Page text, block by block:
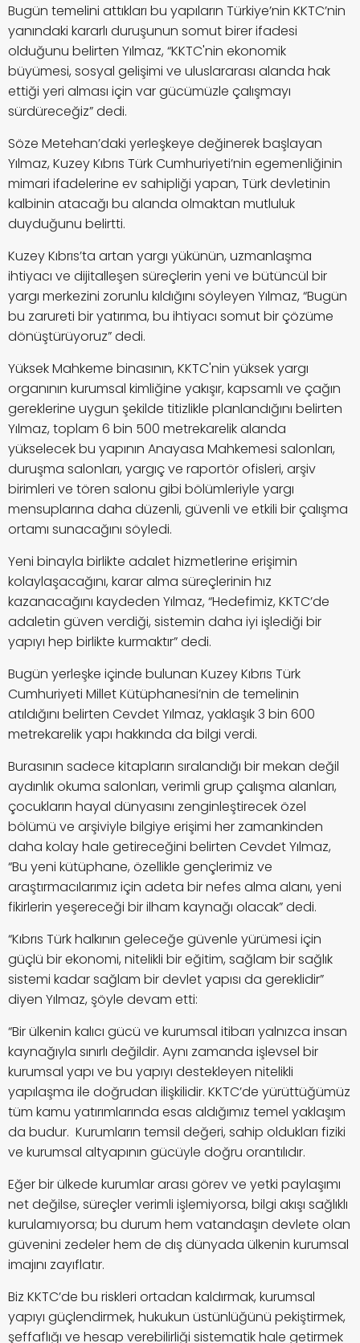
Bugün temelini attıkları bu yapıların Türkiye’nin KKTC’nin
yanındaki kararlı duruşunun somut birer ifadesi
olduğunu belirten Yılmaz, “KKTC'nin ekonomik
büyümesi, sosyal gelişimi ve uluslararası alanda hak
ettiği yeri alması için var gücümüzle çalışmayı
sürdüreceğiz” dedi.
Söze Metehan’daki yerleşkeye değinerek başlayan
Yılmaz, Kuzey Kıbrıs Türk Cumhuriyeti’nin egemenliğinin
mimari ifadelerine ev sahipliği yapan, Türk devletinin
kalbinin atacağı bu alanda olmaktan mutluluk
duyduğunu belirtti.
Kuzey Kıbrıs’ta artan yargı yükünün, uzmanlaşma
ihtiyacı ve dijitalleşen süreçlerin yeni ve bütüncül bir
yargı merkezini zorunlu kıldığını söyleyen Yılmaz, “Bugün
bu zarureti bir yatırıma, bu ihtiyacı somut bir çözüme
dönüştürüyoruz” dedi.
Yüksek Mahkeme binasının, KKTC'nin yüksek yargı
organının kurumsal kimliğine yakışır, kapsamlı ve çağın
gereklerine uygun şekilde titizlikle planlandığını belirten
Yılmaz, toplam 6 bin 500 metrekarelik alanda
yükselecek bu yapının Anayasa Mahkemesi salonları,
duruşma salonları, yargıç ve raportör ofisleri, arşiv
birimleri ve tören salonu gibi bölümleriyle yargı
mensuplarına daha düzenli, güvenli ve etkili bir çalışma
ortamı sunacağını söyledi.
Yeni binayla birlikte adalet hizmetlerine erişimin
kolaylaşacağını, karar alma süreçlerinin hız
kazanacağını kaydeden Yılmaz, “Hedefimiz, KKTC’de
adaletin güven verdiği, sistemin daha iyi işlediği bir
yapıyı hep birlikte kurmaktır” dedi.
Bugün yerleşke içinde bulunan Kuzey Kıbrıs Türk
Cumhuriyeti Millet Kütüphanesi’nin de temelinin
atıldığını belirten Cevdet Yılmaz, yaklaşık 3 bin 600
metrekarelik yapı hakkında da bilgi verdi.
Burasının sadece kitapların sıralandığı bir mekan değil
aydınlık okuma salonları, verimli grup çalışma alanları,
çocukların hayal dünyasını zenginleştirecek özel
bölümü ve arşiviyle bilgiye erişimi her zamankinden
daha kolay hale getireceğini belirten Cevdet Yılmaz,
“Bu yeni kütüphane, özellikle gençlerimiz ve
araştırmacılarımız için adeta bir nefes alma alanı, yeni
fikirlerin yeşereceği bir ilham kaynağı olacak” dedi.
“Kıbrıs Türk halkının geleceğe güvenle yürümesi için
güçlü bir ekonomi, nitelikli bir eğitim, sağlam bir sağlık
sistemi kadar sağlam bir devlet yapısı da gereklidir”
diyen Yılmaz, şöyle devam etti:
“Bir ülkenin kalıcı gücü ve kurumsal itibarı yalnızca insan
kaynağıyla sınırlı değildir. Aynı zamanda işlevsel bir
kurumsal yapı ve bu yapıyı destekleyen nitelikli
yapılaşma ile doğrudan ilişkilidir. KKTC’de yürüttüğümüz
tüm kamu yatırımlarında esas aldığımız temel yaklaşım
da budur. Kurumların temsil değeri, sahip oldukları fiziki
ve kurumsal altyapının gücüyle doğru orantılıdır.
Eğer bir ülkede kurumlar arası görev ve yetki paylaşımı
net değilse, süreçler verimli işlemiyorsa, bilgi akışı sağlıklı
kurulamıyorsa; bu durum hem vatandaşın devlete olan
güvenini zedeler hem de dış dünyada ülkenin kurumsal
imajını zayıflatır.
Biz KKTC’de bu riskleri ortadan kaldırmak, kurumsal
yapıyı güçlendirmek, hukukun üstünlüğünü pekiştirmek,
şeffaflığı ve hesap verebilirliği sistematik hale getirmek